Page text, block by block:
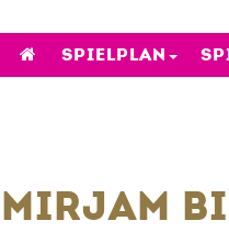
SPIELPLAN
MIRJAM